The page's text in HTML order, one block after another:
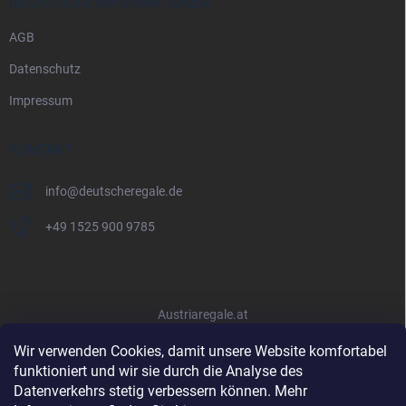
Wir verwenden Cookies, damit unsere Website komfortabel
funktioniert und wir sie durch die Analyse des
Datenverkehrs stetig verbessern können. Mehr
AGB
Datenschutz
Impressum
KONTAKT
info@deutscheregale.de
+49 1525 900 9785
Austriaregale.at